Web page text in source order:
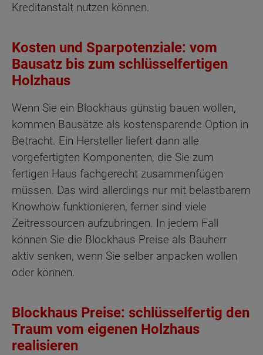
Kreditanstalt nutzen können.
Kosten und Sparpotenziale: vom
Bausatz bis zum schlüsselfertigen
Holzhaus
Wenn Sie ein Blockhaus günstig bauen wollen,
kommen Bausätze als kostensparende Option in
Betracht. Ein Hersteller liefert dann alle
vorgefertigten Komponenten, die Sie zum
fertigen Haus fachgerecht zusammenfügen
müssen. Das wird allerdings nur mit belastbarem
Knowhow funktionieren, ferner sind viele
Zeitressourcen aufzubringen. In jedem Fall
können Sie die Blockhaus Preise als Bauherr
aktiv senken, wenn Sie selber anpacken wollen
oder können.
Blockhaus Preise: schlüsselfertig den
Traum vom eigenen Holzhaus
realisieren